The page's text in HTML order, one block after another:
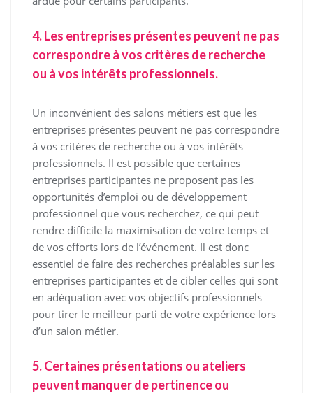
4. Les entreprises présentes peuvent ne pas
correspondre à vos critères de recherche
ou à vos intérêts professionnels.
Un inconvénient des salons métiers est que les
entreprises présentes peuvent ne pas correspondre
à vos critères de recherche ou à vos intérêts
professionnels. Il est possible que certaines
entreprises participantes ne proposent pas les
opportunités d’emploi ou de développement
professionnel que vous recherchez, ce qui peut
rendre difficile la maximisation de votre temps et
de vos efforts lors de l’événement. Il est donc
essentiel de faire des recherches préalables sur les
entreprises participantes et de cibler celles qui sont
en adéquation avec vos objectifs professionnels
pour tirer le meilleur parti de votre expérience lors
d’un salon métier.
5. Certaines présentations ou ateliers
peuvent manquer de pertinence ou